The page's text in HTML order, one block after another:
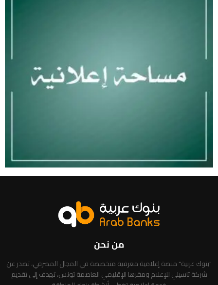
من نحن
"بنوك عربية" منصة إعلامية معرفية متخصصة في المجال المصرفي، تصدر عن
شركة تاسيلي للإعلام ومقرها الإقليمي العاصمة تونس، تهدف إلى تقديم